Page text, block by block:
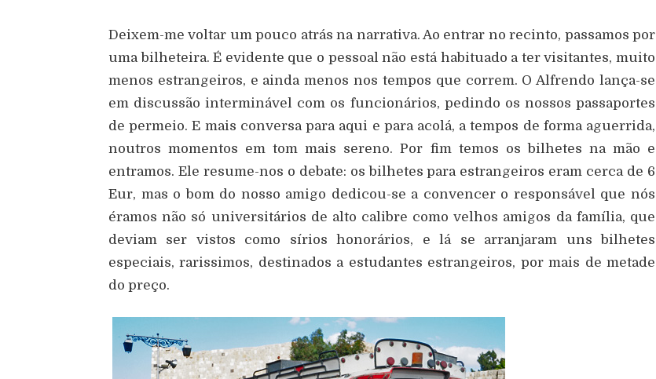
Deixem-me voltar um pouco atrás na narrativa. Ao entrar no recinto, passamos por
uma bilheteira. É evidente que o pessoal não está habituado a ter visitantes, muito
menos estrangeiros, e ainda menos nos tempos que correm. O Alfrendo lança-se
em discussão interminável com os funcionários, pedindo os nossos passaportes
de permeio. E mais conversa para aqui e para acolá, a tempos de forma aguerrida,
noutros momentos em tom mais sereno. Por fim temos os bilhetes na mão e
entramos. Ele resume-nos o debate: os bilhetes para estrangeiros eram cerca de 6
Eur, mas o bom do nosso amigo dedicou-se a convencer o responsável que nós
éramos não só universitários de alto calibre como velhos amigos da família, que
deviam ser vistos como sírios honorários, e lá se arranjaram uns bilhetes
especiais, rarissimos, destinados a estudantes estrangeiros, por mais de metade
do preço.